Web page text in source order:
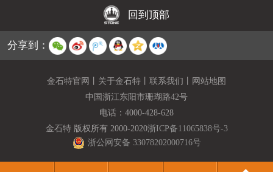
回到顶部
分享到：
金石特官网 关于金石特 联系我们
网站地图
中国浙江东阳市珊瑚路42号
电话： 4000-428-628
金石特 版权所有 2000-2020浙ICP备11065838号-3
浙公网安备 33078202000716号